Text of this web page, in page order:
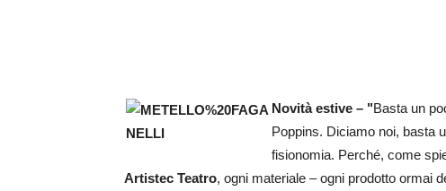
Novità estive – "Basta un
Poppins. Diciamo noi, basta
fisionomia. Perché, come
Artistec Teatro, ogni materiale – ogni prodotto ormai